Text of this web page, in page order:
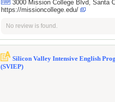
3000 Mission College Blvd, Santa
https://missioncollege.edu/
No review is found.
Silicon Valley Intensive English
(SVIEP)